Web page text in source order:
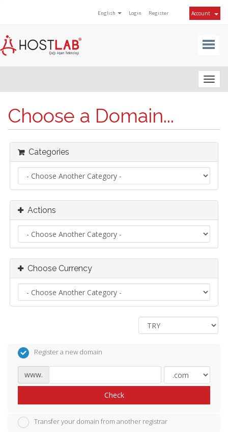
English Login Register Account
Choose a Domain...
Categories
Actions
Choose Currency
Register a new domain
www.
Check
Transfer your domain from another registrar